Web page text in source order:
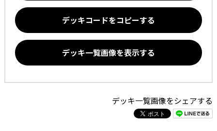
デッキコードをコピーする
デッキ一覧画像を表示する
デッキ一覧画像をシェアする